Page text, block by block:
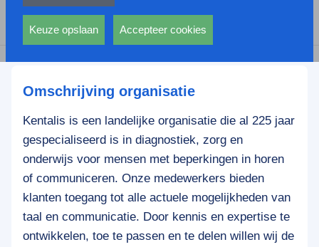
Omschrijving organisatie
Kentalis is een landelijke organisatie die al 225 jaar
gespecialiseerd is in diagnostiek, zorg en
onderwijs voor mensen met beperkingen in horen
of communiceren. Onze medewerkers bieden
klanten toegang tot alle actuele mogelijkheden van
taal en communicatie. Door kennis en expertise te
ontwikkelen, toe te passen en te delen willen wij de
andere wordt voorkomen dat dezelfde advertentie
voortdurend verschijnt.
Keuze opslaan Accepteer cookies